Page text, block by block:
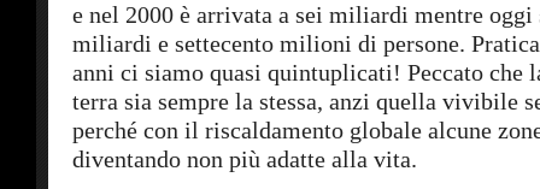
e nel 2000 è arrivata a sei miliardi mentre oggi
miliardi e settecento milioni di persone.
anni ci siamo quasi quintuplicati! Peccato che
terra sia sempre la stessa, anzi quella vivibile
perché con il riscaldamento globale alcune
diventando non più adatte alla vita.